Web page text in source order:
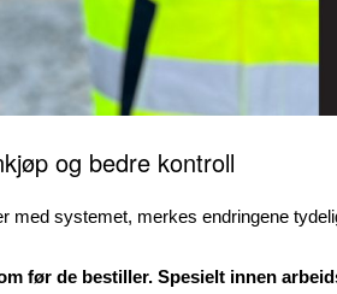
og bedre kontroll
med systemet, merkes endringene
før de bestiller. Spesielt innen